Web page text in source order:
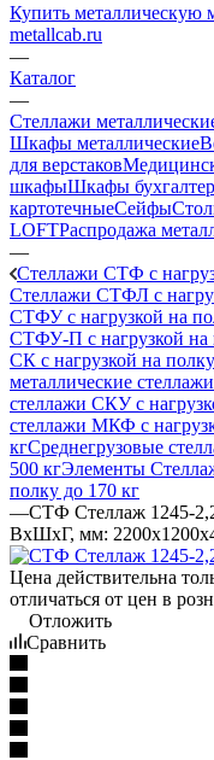
Купить металлическую
metallcab.ru
—
Каталог
—
Стеллажи
Шкафы металлические
для верстаков
шкафыШкафы
картотечныеСейфы
LOFTРаспродажа
—
Стеллажи СТФ с
Стеллажи СТФЛ с
СТФУ с нагрузкой на
СТФУ-П с нагрузкой на
СК с нагрузкой на
металлические
стеллажи СКУ с
стеллажи МКФ с
кгСреднегрузовые
500 кгЭлементы
полку до 170 кг
—СТФ Стеллаж 1245-
ВхШхГ, мм:
Цена действительна
отличаться от цен в
Отложить
Сравнить